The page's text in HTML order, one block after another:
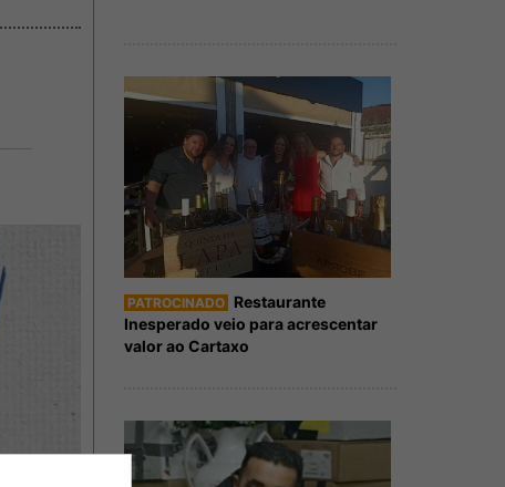
PATROCINADO Restaurante
Inesperado veio para acrescentar
valor ao Cartaxo